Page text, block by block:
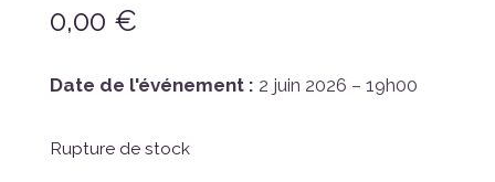
0,00 €
Date de l'événement : 2 juin 2026 – 19h00
Rupture de stock